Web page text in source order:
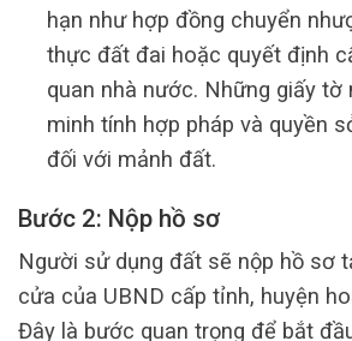
hạn như hợp đồng chuyển
thực đất đai hoặc quyết định
quan nhà nước. Những giấy tờ
minh tính hợp pháp và quyền
đối với mảnh đất.
Bước 2: Nộp hồ sơ
Người sử dụng đất sẽ nộp hồ sơ
cửa của UBND cấp tỉnh, huyện
Đây là bước quan trọng để bắt